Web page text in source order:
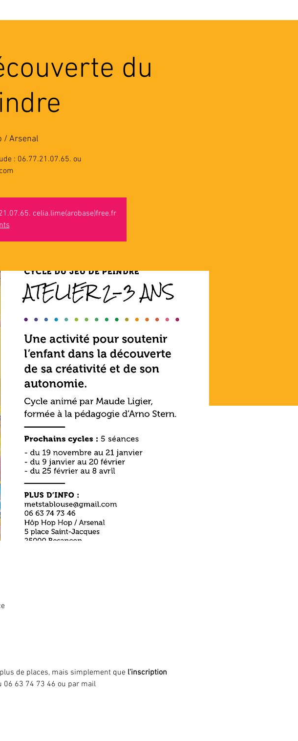
du
/ Arsenal
: 06.77.21.07.65. ou
celia.lime(arobase)free.fr
de places, mais simplement que l'inscription
06 63 74 73 46 ou par mail